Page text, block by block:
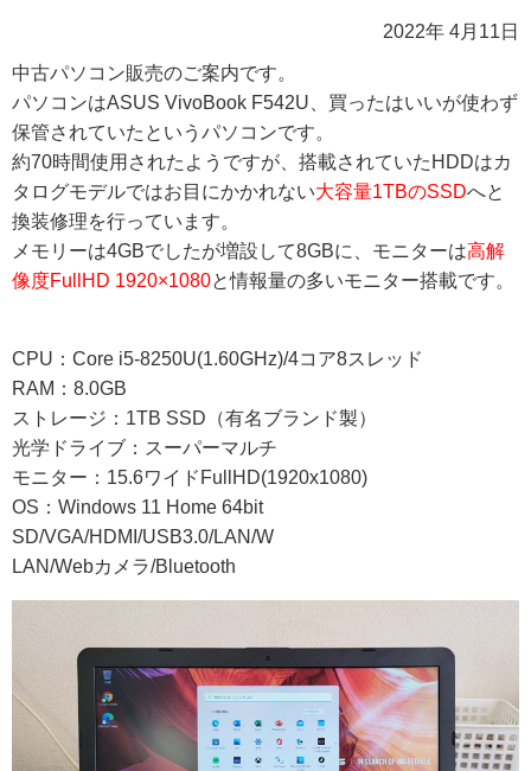
2022年 4月11日
中古パソコン販売のご案内です。
パソコンはASUS VivoBook F542U、買ったはいいが使わず
保管されていたというパソコンです。
約70時間使用されたようですが、搭載されていたHDDはカ
タログモデルではお目にかかれない大容量1TBのSSDへと
換装修理を行っています。
メモリーは4GBでしたが増設して8GBに、モニターは高解
像度FullHD 1920×1080と情報量の多いモニター搭載です。
CPU：Core i5-8250U(1.60GHz)/4コア8スレッド
RAM：8.0GB
ストレージ：1TB SSD（有名ブランド製）
光学ドライブ：スーパーマルチ
モニター：15.6ワイドFullHD(1920x1080)
OS：Windows 11 Home 64bit
SD/VGA/HDMI/USB3.0/LAN/W
LAN/Webカメラ/Bluetooth